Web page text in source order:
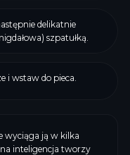
delikatnie
szpatułką.
i wstaw do pieca.
wyciąga ją w kilka
inteligencja tworzy